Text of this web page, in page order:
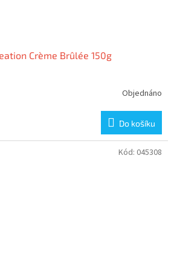
Crème Brûlée 150g
Objednáno
Do košíku
Kód: 045308